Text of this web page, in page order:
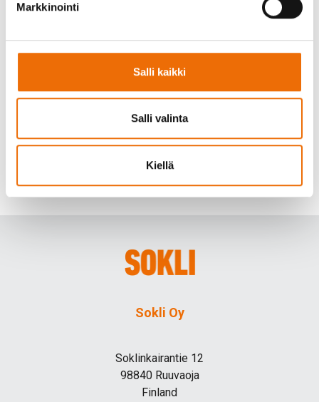
Markkinointi
Salli kaikki
Salli valinta
Kiellä
Sokli Oy
Soklinkairantie 12
98840 Ruuvaoja
Finland